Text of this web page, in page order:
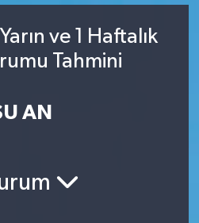
ve 1 Haftalık
Tahmini
AN